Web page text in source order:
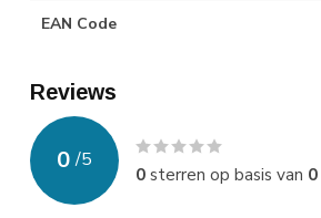
EAN Code
Reviews
0 /5
0sterren op basis van 0